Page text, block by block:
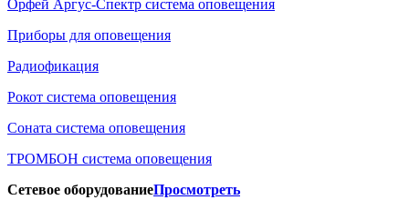
Орфей Аргус-Спектр система оповещения
Приборы для оповещения
Радиофикация
Рокот система оповещения
Соната система оповещения
ТРОМБОН система оповещения
Сетевое оборудованиеПросмотреть